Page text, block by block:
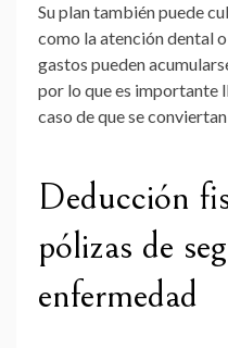
Su plan también puede
como la atención dental
gastos pueden
por lo que es importante
caso de que se
Deducción
pólizas de
enfermedad